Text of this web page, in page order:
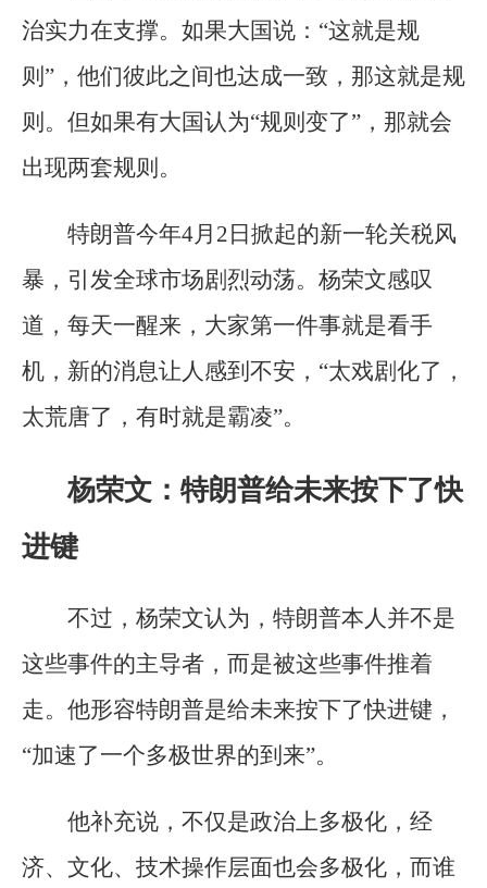
治实力在支撑。如果大国说：“这就是规
则”，他们彼此之间也达成一致，那这就是规
则。但如果有大国认为“规则变了”，那就会
出现两套规则。
特朗普今年4月2日掀起的新一轮关税风
暴，引发全球市场剧烈动荡。杨荣文感叹
道，每天一醒来，大家第一件事就是看手
机，新的消息让人感到不安，“太戏剧化了，
太荒唐了，有时就是霸凌”。
杨荣文：特朗普给未来按下了快
进键
不过，杨荣文认为，特朗普本人并不是
这些事件的主导者，而是被这些事件推着
走。他形容特朗普是给未来按下了快进键，
“加速了一个多极世界的到来”。
他补充说，不仅是政治上多极化，经
济、文化、技术操作层面也会多极化，而谁